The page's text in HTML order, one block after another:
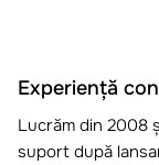
Experiență
Lucrăm din 2008
suport după